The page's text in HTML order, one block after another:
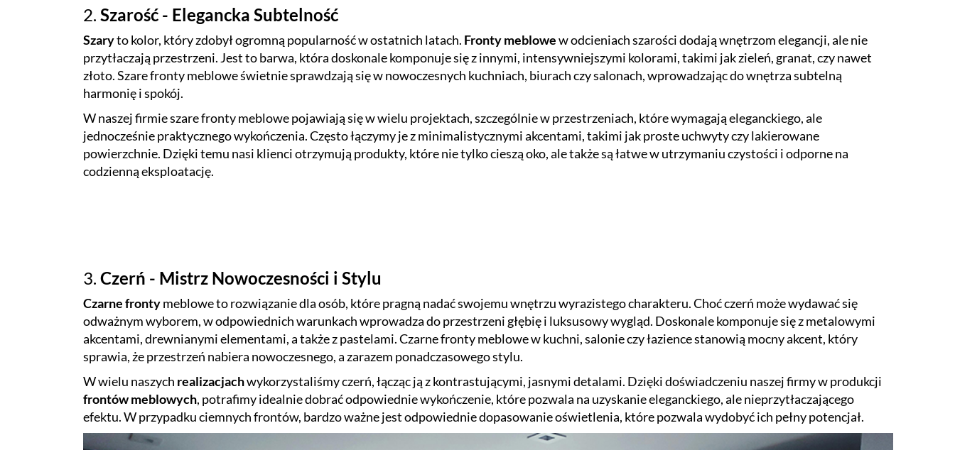
2. Szarość - Elegancka Subtelność
Szaryto kolor, który zdobył ogromną popularność w ostatnich latach. Fronty meblowew odcieniach szarości dodają wnętrzom elegancji, ale nie
przytłaczają przestrzeni. Jest to barwa, która doskonale komponuje się z innymi, intensywniejszymi kolorami, takimi jak zieleń, granat, czy nawet
złoto. Szare fronty meblowe świetnie sprawdzają się w nowoczesnych kuchniach, biurach czy salonach, wprowadzając do wnętrza subtelną
harmonię i spokój.
W naszej firmie szare fronty meblowe pojawiają się w wielu projektach, szczególnie w przestrzeniach, które wymagają eleganckiego, ale
jednocześnie praktycznego wykończenia. Często łączymy je z minimalistycznymi akcentami, takimi jak proste uchwyty czy lakierowane
powierzchnie. Dzięki temu nasi klienci otrzymują produkty, które nie tylko cieszą oko, ale także są łatwe w utrzymaniu czystości i odporne na
codzienną eksploatację.
3. Czerń - Mistrz Nowoczesności i Stylu
Czarne frontymeblowe to rozwiązanie dla osób, które pragną nadać swojemu wnętrzu wyrazistego charakteru. Choć czerń może wydawać się
odważnym wyborem, w odpowiednich warunkach wprowadza do przestrzeni głębię i luksusowy wygląd. Doskonale komponuje się z metalowymi
akcentami, drewnianymi elementami, a także z pastelami. Czarne fronty meblowe w kuchni, salonie czy łazience stanowią mocny akcent, który
sprawia, że przestrzeń nabiera nowoczesnego, a zarazem ponadczasowego stylu.
W wielu naszych realizacjachwykorzystaliśmy czerń, łącząc ją z kontrastującymi, jasnymi detalami. Dzięki doświadczeniu naszej firmy w produkcji
frontów meblowych, potrafimy idealnie dobrać odpowiednie wykończenie, które pozwala na uzyskanie eleganckiego, ale nieprzytłaczającego
efektu. W przypadku ciemnych frontów, bardzo ważne jest odpowiednie dopasowanie oświetlenia, które pozwala wydobyć ich pełny potencjał.